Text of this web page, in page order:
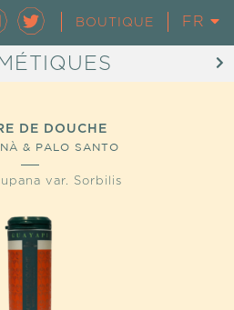
BOUTIQUE FR
EN
DE DOUCHE
& PALO SANTO
var. Sorbilis